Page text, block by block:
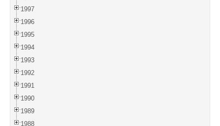
1997
1996
1995
1994
1993
1992
1991
1990
1989
1988